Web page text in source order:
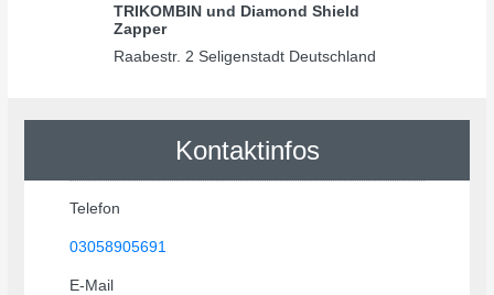
TRIKOMBIN und Diamond Shield
Zapper
Raabestr. 2 Seligenstadt Deutschland
Kontaktinfos
Telefon
03058905691
E-Mail